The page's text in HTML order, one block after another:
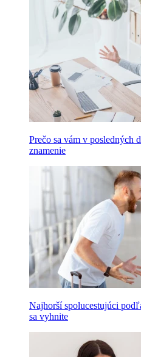
Prečo sa vám v posledných
znamenie
Najhorší spolucestujúci
sa vyhnite